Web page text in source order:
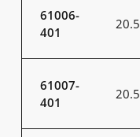
61006-
401
20.5
61007-
401
20.5